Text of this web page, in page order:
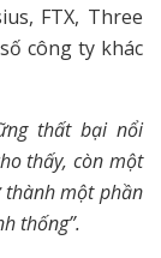
FTX, Three
công ty khác
thất bại nổi
thấy, còn một
một phần
thống”.